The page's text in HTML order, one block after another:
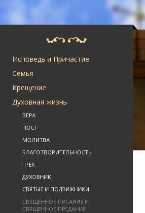
Исповедь и Причастие
Семья
Крещение
Духовная жизнь
ВЕРА
ПОСТ
МОЛИТВА
БЛАГОТВОРИТЕЛЬНОСТЬ
ГРЕХ
ДУХОВНИК
СВЯТЫЕ И ПОДВИЖНИКИ
СВЯЩЕННОЕ ПИСАНИЕ И
СВЯЩЕННОЕ ПРЕДАНИЕ